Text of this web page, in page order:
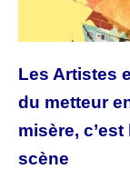
Les Artistes
du metteur
misère,
scène